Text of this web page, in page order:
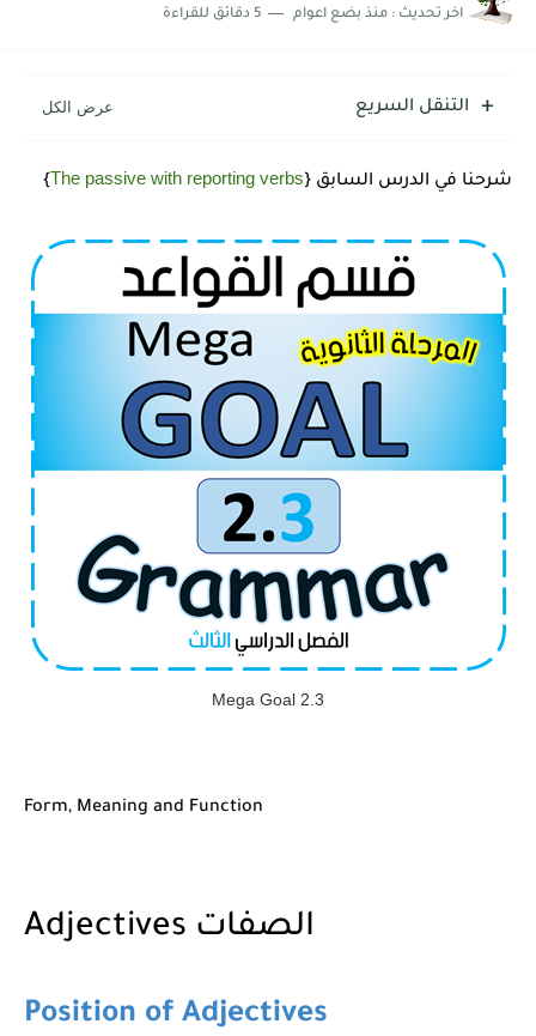
اخر تحديث : منذ بضع اعوام 5 دقائق للقراءة
التنقل السريع
شرحنا في الدرس السابق {The passive with reporting verbs
}
Mega Goal 2.3
Form, Meaning and Function
Adjectives الصفات
Position of Adjectives